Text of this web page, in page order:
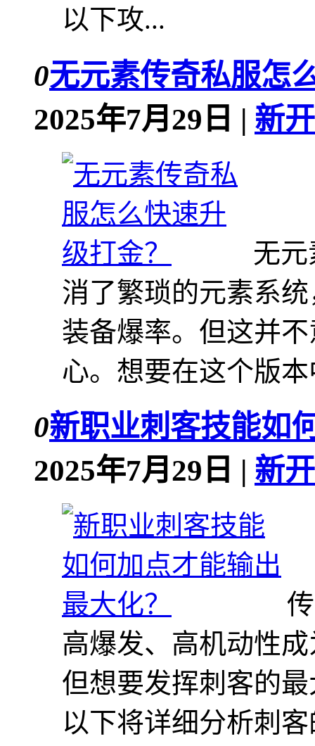
以下攻...
0无元素传奇私服怎
2025年7月29日 | 新
无
消了繁琐的元素系
装备爆率。但这并
心。想要在这个版
0新职业刺客技能如
2025年7月29日 | 新
高爆发、高机动性
但想要发挥刺客的
以下将详细分析刺